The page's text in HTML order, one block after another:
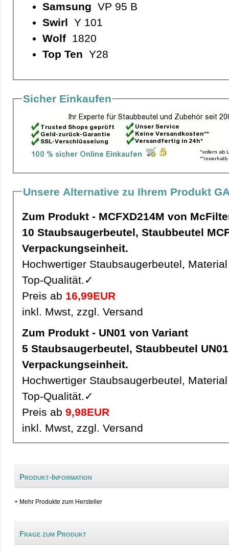
Samsung VP 95 B
Swirl Y 101
Wolf1820
Top Ten Y28
Sicher Einkaufen
Unsere Alternative zu Ihrem Produkt
Zum Produkt - MCFXD214M von
10 Staubsaugerbeutel, Staubbeutel MCFXD214M pro
Verpackungseinheit.
Hochwertiger Staubsaugerbeutel,
Top-Qualität.✓
Preis ab 16,99EUR
inkl. Mwst, zzgl. Versand
Zum Produkt - UN01 von Variant
5 Staubsaugerbeutel, Staubbeutel UN01 pro
Verpackungseinheit.
Hochwertiger Staubsaugerbeutel,
Top-Qualität.✓
Preis ab 9,98EUR
inkl. Mwst, zzgl. Versand
Produkt-Information
+ Mehr Produkte zum Hersteller
Frage zum Produkt